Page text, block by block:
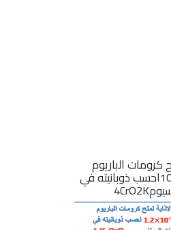
الباريوم
4BaCrOتساوي10-10ൈ1.2احسب ذوبانيته في